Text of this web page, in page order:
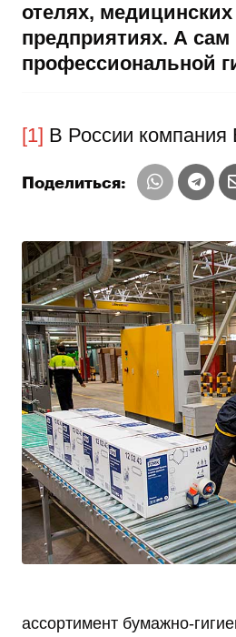
отелях,
предприятиях. А
профессиональной
[1] В России
Поделиться:
ассортимент бумажно-